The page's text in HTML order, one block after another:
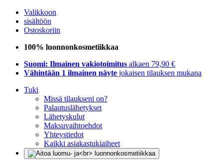
Valikkoon
sisältöön
Ostoskoriin
100% luonnonkosmetiikkaa
Suomi: Ilmainen vakiotoimitus alkaen 79,90 €
Vähintään 1 ilmainen näyte jokaisen tilauksen mukana
Tuki
Missä tilaukseni on?
Palautuslähetykset
Lähetyskulut
Maksuvaihtoehdot
Yhteystiedot
Kaikki asiakastukiaiheet